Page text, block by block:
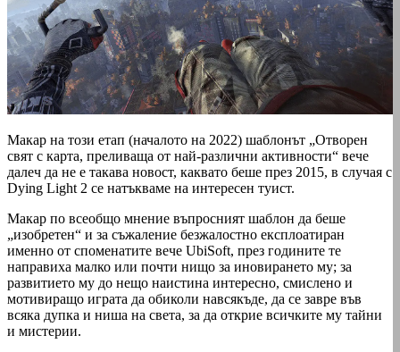
Макар на този етап (началото на 2022) шаблонът „Отворен
свят с карта, преливаща от най-различни активности“ вече
далеч да не е такава новост, каквато беше през 2015, в случая с
Dying Light 2 се натъкваме на интересен туист.
Макар по всеобщо мнение въпросният шаблон да беше
„изобретен“ и за съжаление безжалостно експлоатиран
именно от споменатите вече UbiSoft, през годините те
направиха малко или почти нищо за иновирането му; за
развитието му до нещо наистина интересно, смислено и
мотивиращо играта да обиколи навсякъде, да се завре във
всяка дупка и ниша на света, за да открие всичките му тайни
и мистерии.